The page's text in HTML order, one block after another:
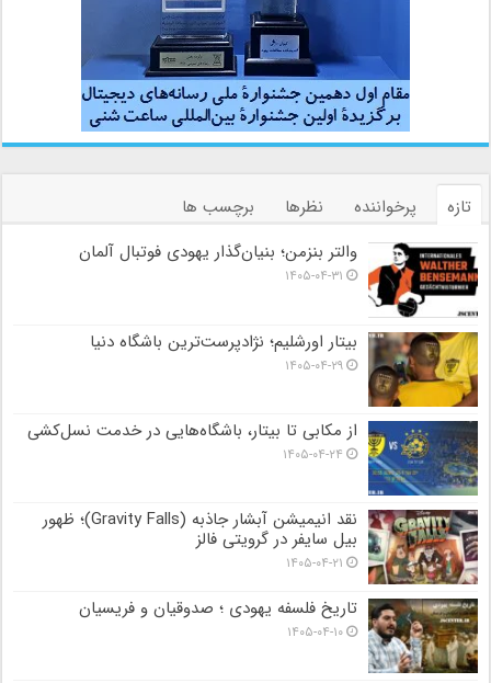
تازه پرخواننده نظرها
برچسب ها
والتر بنزمن؛ بنیان‌گذار یهودی فوتبال آلمان
۱۴۰۵-۰۴-۳۱
بیتار اورشلیم؛ نژادپرست‌ترین باشگاه دنیا
۱۴۰۵-۰۴-۲۹
از مکابی تا بیتار، باشگاه‌هایی در خدمت نسل‌کشی
۱۴۰۵-۰۴-۲۴
نقد انیمیشن آبشار جاذبه (Gravity Falls)؛ ظهور
بیل سایفر در گرویتی فالز
۱۴۰۵-۰۴-۲۱
تاریخ فلسفه یهودی ؛ صدوقیان و فریسیان
۱۴۰۵-۰۴-۱۰